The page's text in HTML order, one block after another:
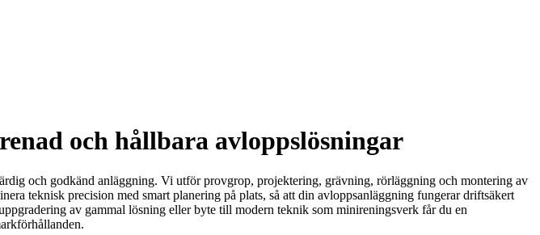
och hållbara avloppslösningar
och godkänd anläggning. Vi utför provgrop, projektering, grävning, rörläggning och montering av
teknisk precision med smart planering på plats, så att din avloppsanläggning fungerar driftsäkert
av gammal lösning eller byte till modern teknik som minireningsverk får du en